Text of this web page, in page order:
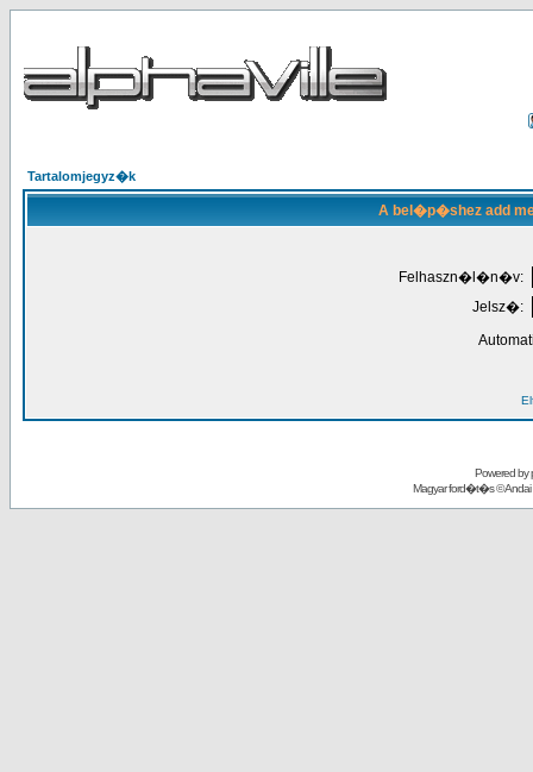
Tartalomjegyz�k
A bel�p�shez add
Felhaszn�l�n�v:
Jelsz�:
Powered by
Magyar ford�t�s ©Andai